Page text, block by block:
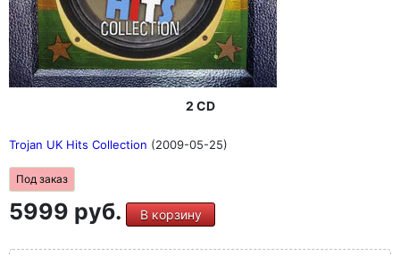
2 CD
Trojan UK Hits Collection (2009-05-25)
Под заказ
5999 руб. В корзину